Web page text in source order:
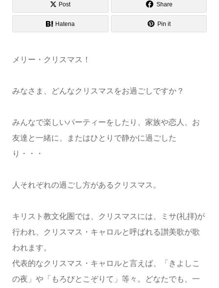
Post Share
Hatena Pin it
メリー・クリスマス！
みなさま、どんなクリスマスをお過ごしですか？
みんなで楽しいパーティーをしたり、家族や恋人、お
友達と一緒に、またはひとりで静かに過ごした
り・・・
人それぞれの過ごし方があるクリスマス。
キリスト教文化圏では、クリスマスには、ミサ(礼拝)が
行われ、クリスマス・キャロルと呼ばれる讃美歌が歌
われます。
代表的なクリスマス・キャロルと言えば、「きよしこ
の夜」や「もろびとこぞりて」等々。どなたでも、一